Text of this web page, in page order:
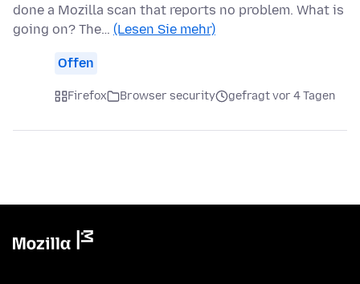
done a Mozilla scan that reports no problem. What is
going on? The… (Lesen Sie mehr)
Offen
Firefox Browser security gefragt vor 4 Tagen